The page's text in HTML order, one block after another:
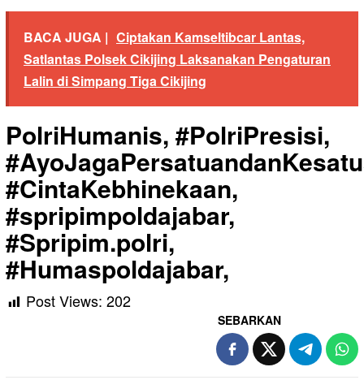
BACA JUGA | Ciptakan Kamseltibcar Lantas,
Satlantas Polsek Cikijing Laksanakan Pengaturan
Lalin di Simpang Tiga Cikijing
PolriHumanis, #PolriPresisi,
#CintaKebhinekaan,
#spripimpoldajabar,
#Spripim.polri,
#Humaspoldajabar,
Post Views: 202
SEBARKAN